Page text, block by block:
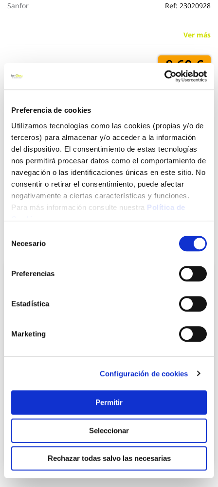
Preferencia de cookies
Utilizamos tecnologías como las cookies (propias y/o de
terceros) para almacenar y/o acceder a la información
del dispositivo. El consentimiento de estas tecnologías
nos permitirá procesar datos como el comportamiento de
navegación o las identificaciones únicas en este sitio. No
consentir o retirar el consentimiento, puede afectar
negativamente a ciertas características y funciones.
Para más información consulte nuestra Política de
Necesario
Preferencias
Estadística
Marketing
Configuración de cookies
Permitir
Seleccionar
Rechazar todas salvo las necesarias
Sanfor Ref: 23020928
Ver más
8,60 €
Click&Collect - Recogida gratis
en nuestras tiendas
Envío a domicilio:
5 días hábiles
+ INFO
la
También te puede interesar
Bolsa aspirador electrolux aeg 915688 6 unidades sanfor
9,00 €
Añadir al carrito